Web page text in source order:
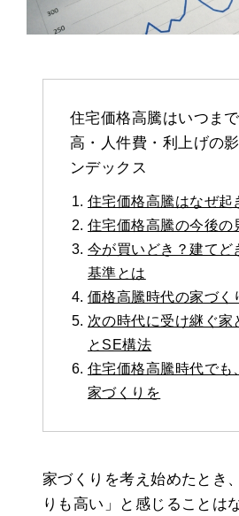
住宅価格高騰はいつま
高・人件費・利上げの
ンデックス
住宅価格高騰はなぜ起
住宅価格高騰の今後の
今が買いどき？建てど
基準とは
価格高騰時代の家づく
次の時代に受け継ぐ家
とSE構法
住宅価格高騰時代でも
家づくりを
家づくりを考え始めたとき
りも高い」と感じることは